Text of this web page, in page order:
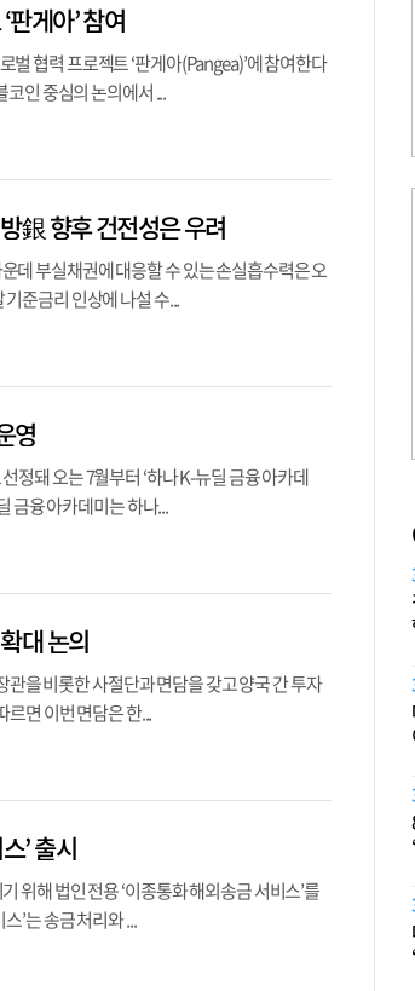
게아’ 참여
협력 프로젝트 ‘판게아(Pangea)’에 참여한다
인 중심의 논의에서 ...
銀 향후 건전성은 우려
데 부실채권에 대응할 수 있는 손실흡수력은 오
준금리 인상에 나설 수...
영
정돼 오는 7월부터 ‘하나 K-뉴딜 금융 아카데
금융 아카데미는 하나...
대 논의
을 비롯한 사절단과 면담을 갖고 양국 간 투자
르면 이번 면담은 한...
’ 출시
위해 법인 전용 ‘이종통화 해외송금 서비스’를
’는 송금 처리와 ...